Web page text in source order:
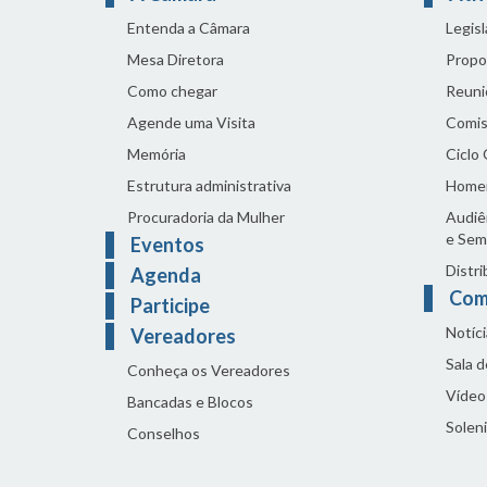
Entenda a Câmara
Mesa Diretora
Como chegar
Agende uma Visita
Memória
Estrutura administrativa
Procuradoria da Mulher
Eventos
Agenda
Participe
Vereadores
Conheça os Vereadores
Bancadas e Blocos
Conselhos
Ciclo
e
Sala